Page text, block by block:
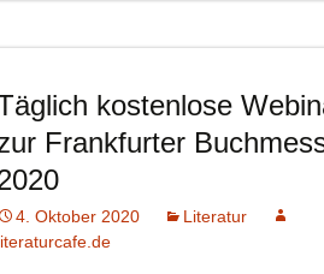
kostenlose
Frankfurter
4. Oktober 2020
Literatur